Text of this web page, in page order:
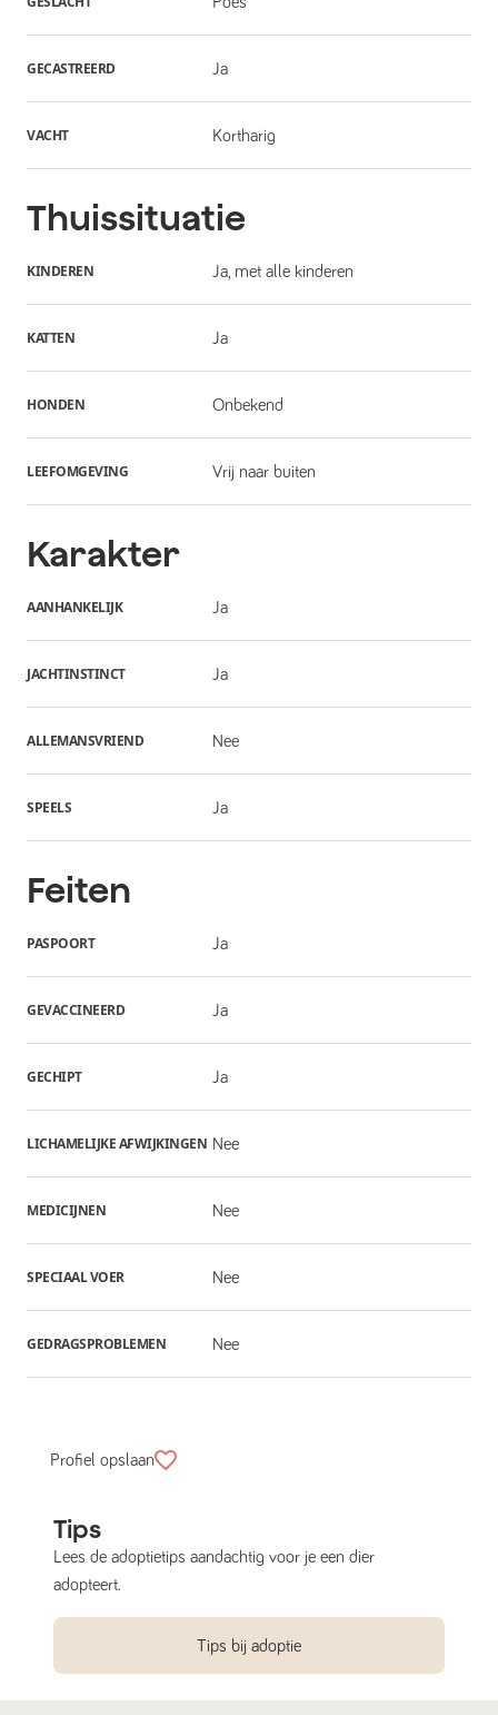
GECASTREERD Ja
VACHT Kortharig
Thuissituatie
KINDEREN Ja, met alle kinderen
KATTEN Ja
HONDEN Onbekend
LEEFOMGEVING Vrij naar buiten
Karakter
AANHANKELIJK Ja
JACHTINSTINCT Ja
ALLEMANSVRIEND Nee
SPEELS Ja
Feiten
PASPOORT Ja
GEVACCINEERD Ja
GECHIPT Ja
LICHAMELIJKE AFWIJKINGEN Nee
MEDICIJNEN Nee
SPECIAAL VOER Nee
GEDRAGSPROBLEMEN Nee
Profiel opslaan
Tips
Lees de adoptietips aandachtig voor je een dier
adopteert.
Tips bij adoptie